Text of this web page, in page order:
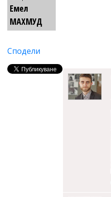
Емел
МАХМУД
Сподели